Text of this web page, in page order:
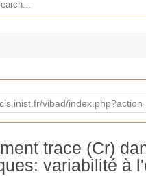
vibad/
trace (Cr)
variabilité à